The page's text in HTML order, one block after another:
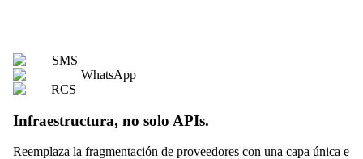
SMS
WhatsApp
RCS
Infraestructura, no solo APIs.
Reemplaza la fragmentación de proveedores con una capa única e